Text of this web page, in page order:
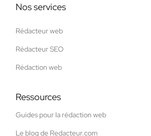
Nos services
Rédacteur web
Rédacteur SEO
Rédaction web
Ressources
Guides pour la rédaction web
Le blog de Redacteur.com